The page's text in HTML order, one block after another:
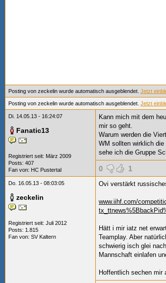
Posting von zeckelin wurde automatisch ausgeblendet. Jetzt
Posting von zeckelin wurde automatisch ausgeblendet. Jetzt
Di. 14.05.13 - 16:24:07
Fanatic13
Registriert seit: März 2009
Posts: 407
Fan von: HC Pustertal
Kann mich mit dem
mir so geht.
Warum werden die
WM sollten wirklich die
sehe ich die Gruppe
0 1
Do. 16.05.13 - 08:03:05
zeckelin
Registriert seit: Juli 2012
Posts: 1.815
Fan von: SV Kaltern
Ovi verstärkt
www.iihf.com/
Hätt i mir iatz net
Teamplay. Aber
schwierig isch glei
Mannschaft einlafen
Hoffentlich sechen mir